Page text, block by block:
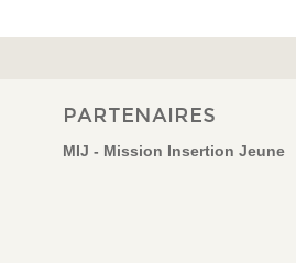
PARTENAIRES
MIJ - Mission Insertion Jeune